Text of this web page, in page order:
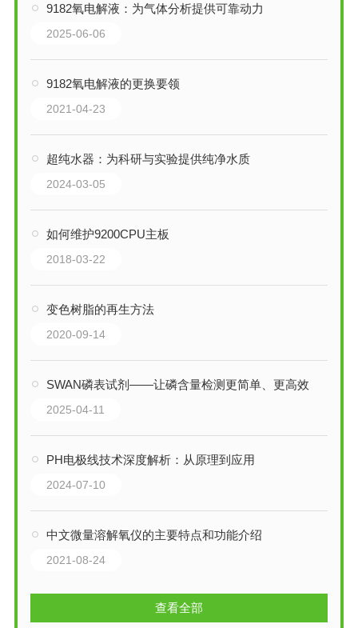
9182氧电解液：为气体分析提供可靠动力
2025-06-06
9182氧电解液的更换要领
2021-04-23
超纯水器：为科研与实验提供纯净水质
2024-03-05
如何维护9200CPU主板
2018-03-22
变色树脂的再生方法
2020-09-14
SWAN磷表试剂——让磷含量检测更简单、更高效
2025-04-11
PH电极线技术深度解析：从原理到应用
2024-07-10
中文微量溶解氧仪的主要特点和功能介绍
2021-08-24
查看全部